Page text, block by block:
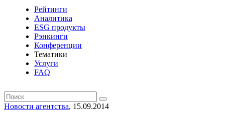
Рейтинги
Аналитика
ESG продукты
Рэнкинги
Конференции
Тематики
Услуги
FAQ
Новости агентства, 15.09.2014